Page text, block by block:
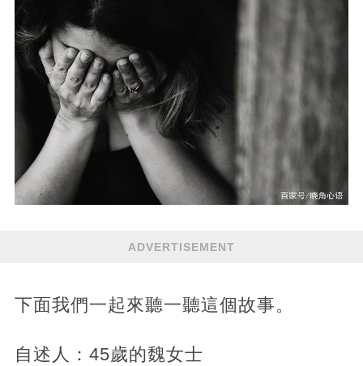
ADVERTISEMENT
下面我們一起來聽一聽這個故事。
自述人：45歲的魏女士